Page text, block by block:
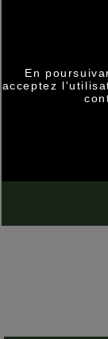
En
acceptez